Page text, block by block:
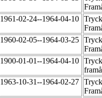
1961-02-24--1964-04-10
1960-02-05--1964-03-25
1900-01-01--1964-04-10
1963-10-31--1964-02-27